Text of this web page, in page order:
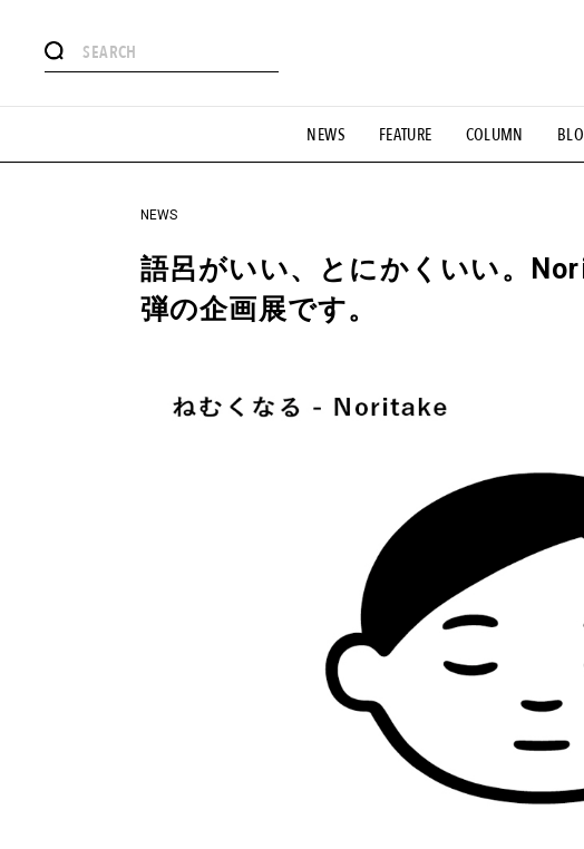
NEWS FEATURE COLUMN
#憧れの逸品 #ESSENTIAL DESIGNS #古
#GH 銘品の所以 #フイナムのYouTube #Commune H #FOCUS IT
#HANDSOME HANDBOOK
NEWS
語呂がいい、とにかくいい。
弾の企画展です。